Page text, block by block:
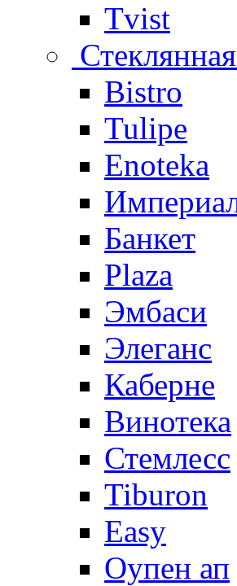
Tvist
Bistro
Tulipe
Enoteka
Банкет
Plaza
Эмбаси
Элеганс
Каберне
Винотека
Стемлесс
Tiburon
Easy
Оупен ап